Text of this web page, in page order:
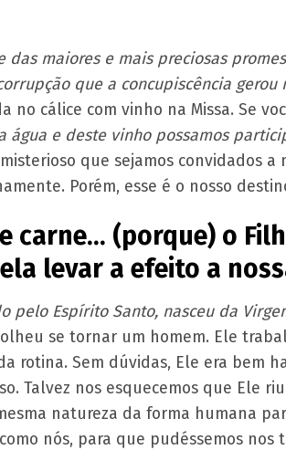
das maiores e mais preciosas
que a concupiscência gerou
no cálice com vinho na Missa. Se
água e deste vinho possamos
que sejamos convidados a
Porém, esse é o nosso
carne… (porque) o
levar a efeito a
pelo Espírito Santo, nasceu da
se tornar um homem. Ele
rotina. Sem dúvidas, Ele era bem
Talvez nos esquecemos que Ele
natureza da forma humana
nós, para que pudéssemos nos